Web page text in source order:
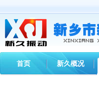
首页 新久概况